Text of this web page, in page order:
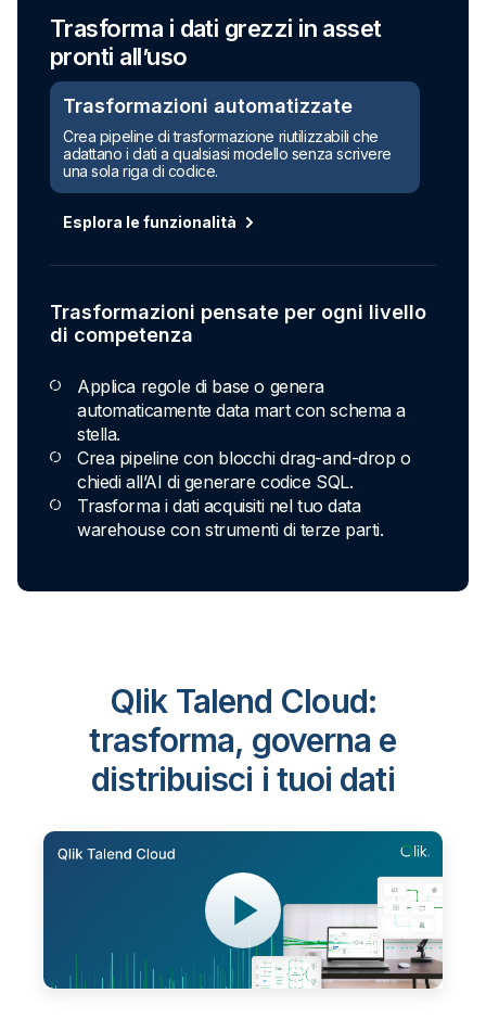
Trasforma i dati grezzi in asset
pronti all’uso
Trasformazioni automatizzate
Crea pipeline di trasformazione riutilizzabili che
adattano i dati a qualsiasi modello senza scrivere
una sola riga di codice.
Esplora le funzionalità
Trasformazioni pensate per ogni livello
di competenza
Applica regole di base o genera
automaticamente data mart con schema a
stella.
Crea pipeline con blocchi drag-and-drop o
chiedi all’AI di generare codice SQL.
Trasforma i dati acquisiti nel tuo data
warehouse con strumenti di terze parti.
Qlik Talend Cloud:
trasforma, governa e
distribuisci i tuoi dati